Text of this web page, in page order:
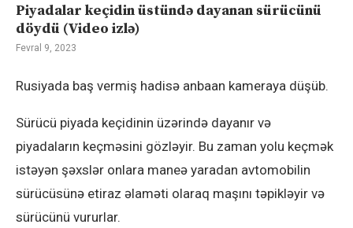
Piyadalar keçidin üstündə dayanan sürücünü
döydü (Video izlə)
Fevral 9, 2023
Rusiyada baş vermiş hadisə anbaan kameraya düşüb.
Sürücü piyada keçidinin üzərində dayanır və
piyadaların keçməsini gözləyir. Bu zaman yolu keçmək
istəyən şəxslər onlara maneə yaradan avtomobilin
sürücüsünə etiraz əlaməti olaraq maşını təpikləyir və
sürücünü vururlar.